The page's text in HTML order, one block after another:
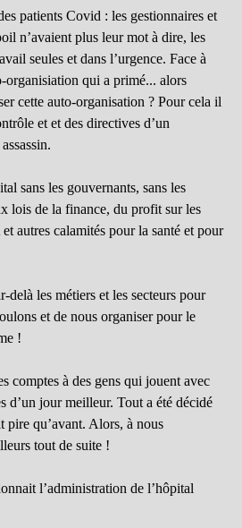
patients Covid : les gestionnaires et
n’avaient plus leur mot à dire, les
seules et dans l’urgence. Face à
organisiation qui a primé... alors
cette auto-organisation ? Pour cela il
et et des directives d’un
sans les gouvernants, sans les
lois de la finance, du profit sur les
autres calamités pour la santé et pour
delà les métiers et les secteurs pour
et de nous organiser pour le
!
comptes à des gens qui jouent avec
d’un jour meilleur. Tout a été décidé
pire qu’avant. Alors, à nous
tout de suite !
l’administration de l’hôpital